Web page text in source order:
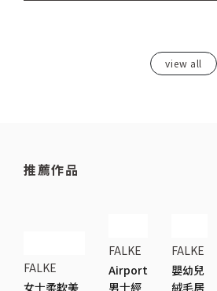
view all
推薦作品
FALKE
女士柔軟美
FALKE
Airport
男士經
FALKE
嬰幼兒
絨毛居